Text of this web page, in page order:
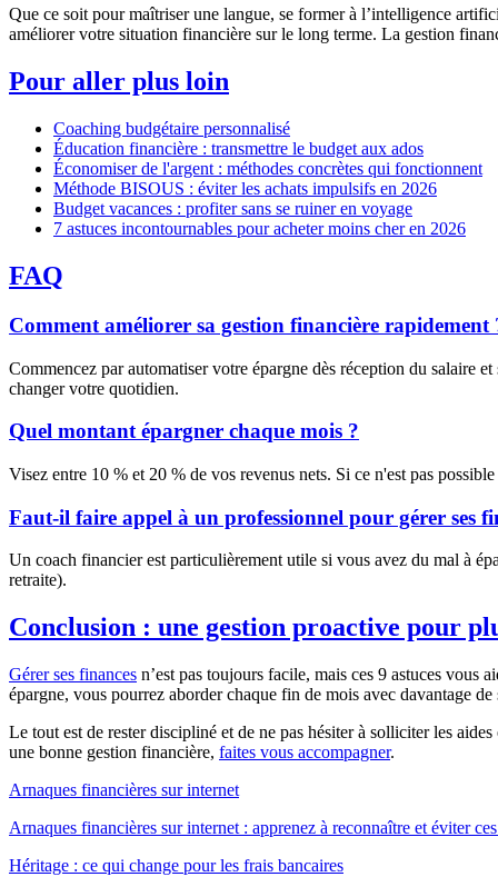
Que ce soit pour maîtriser une langue, se former à l’intelligence
améliorer votre situation financière sur le long terme. La gestion
Pour aller plus loin
Coaching budgétaire personnalisé
Éducation financière : transmettre le budget aux ados
Économiser de l'argent : méthodes concrètes qui fonctionnent
Méthode BISOUS : éviter les achats impulsifs en 2026
Budget vacances : profiter sans se ruiner en voyage
7 astuces incontournables pour acheter moins cher en 2026
FAQ
Comment améliorer sa gestion financière rapidement
Commencez par automatiser votre épargne dès réception du salaire
changer votre quotidien.
Quel montant épargner chaque mois ?
Visez entre 10 % et 20 % de vos revenus nets. Si ce n'est pas
Faut-il faire appel à un professionnel pour gérer ses
Un coach financier est particulièrement utile si vous avez du mal à
retraite).
Conclusion : une gestion proactive pour
Gérer ses finances n’est pas toujours facile, mais ces 9 astuces vous
épargne, vous pourrez aborder chaque fin de mois avec davantage de
Le tout est de rester discipliné et de ne pas hésiter à solliciter les
une bonne gestion financière, faites vous accompagner.
Arnaques financières sur internet
Arnaques financières sur internet : apprenez à reconnaître et éviter
Héritage : ce qui change pour les frais bancaires